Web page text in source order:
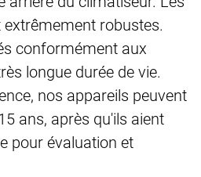
robustes.
conformément aux
longue durée de vie.
nos appareils peuvent
ans, après qu'ils aient
pour évaluation et